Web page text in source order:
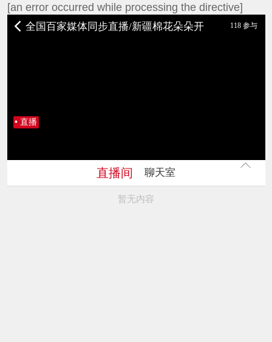
[an error occurred while processing the directive]
• 直播
全国百家媒体同步直播/新疆棉花朵朵开 118 参与
直播间 聊天室
暂无内容